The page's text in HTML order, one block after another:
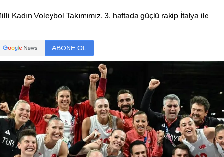
Kadın Voleybol Takımımız, 3. haftada güçlü rakip İtalya ile
ABONE OL